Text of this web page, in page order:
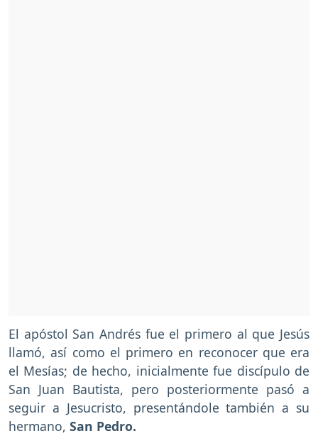
El apóstol San Andrés fue el primero al que Jesús
llamó, así como el primero en reconocer que era
el Mesías; de hecho, inicialmente fue discípulo de
San Juan Bautista, pero posteriormente pasó a
seguir a Jesucristo, presentándole también a su
hermano, San Pedro.